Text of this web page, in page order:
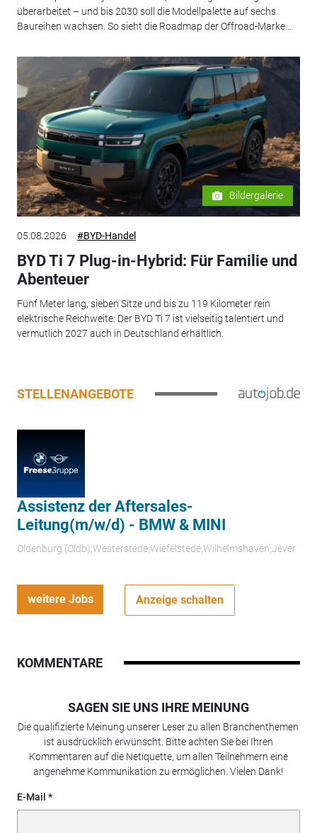
überarbeitet – und bis 2030 soll die Modellpalette auf sechs
Baureihen wachsen. So sieht die Roadmap der Offroad-Marke...
Bildergalerie
05.08.2026 #BYD-Handel
BYD Ti 7 Plug-in-Hybrid: Für Familie und
Abenteuer
Fünf Meter lang, sieben Sitze und bis zu 119 Kilometer rein
elektrische Reichweite: Der BYD Ti 7 ist vielseitig talentiert und
vermutlich 2027 auch in Deutschland erhältlich.
STELLENANGEBOTE
Assistenz der Aftersales-
Leitung(m/w/d) - BMW & MINI
Oldenburg (Oldb);Westerstede;Wiefelstede;Wilhelmshaven;Jever
weitere Jobs Anzeige schalten
KOMMENTARE
SAGEN SIE UNS IHRE MEINUNG
Die qualifizierte Meinung unserer Leser zu allen Branchenthemen
ist ausdrücklich erwünscht. Bitte achten Sie bei Ihren
Kommentaren auf die Netiquette, um allen Teilnehmern eine
angenehme Kommunikation zu ermöglichen. Vielen Dank!
E-Mail